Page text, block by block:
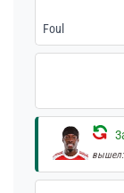
Foul
вышел: